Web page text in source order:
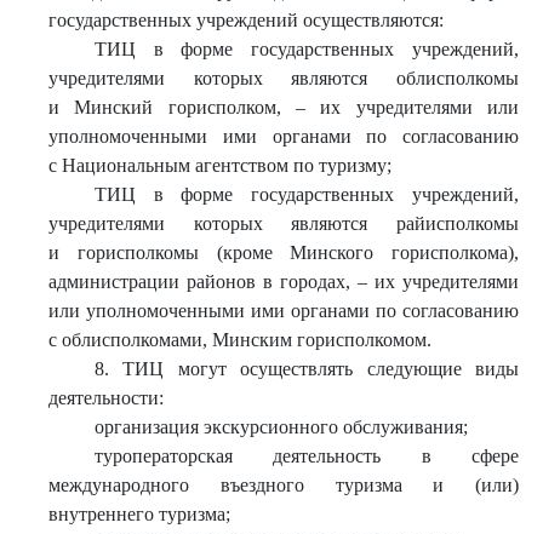
государственных учреждений осуществляются:
ТИЦ в форме государственных учреждений,
учредителями которых являются облисполкомы
и Минский горисполком, – их учредителями или
уполномоченными ими органами по согласованию
с Национальным агентством по туризму;
ТИЦ в форме государственных учреждений,
учредителями которых являются райисполкомы
и горисполкомы (кроме Минского горисполкома),
администрации районов в городах, – их учредителями
или уполномоченными ими органами по согласованию
с облисполкомами, Минским горисполкомом.
8. ТИЦ могут осуществлять следующие виды
деятельности:
организация экскурсионного обслуживания;
туроператорская деятельность в сфере
международного въездного туризма и (или)
внутреннего туризма;